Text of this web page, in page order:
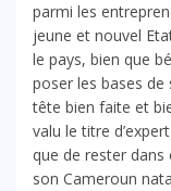
parmi les
jeune et nouvel
le pays, bien que
poser les bases
tête bien faite et
valu le titre
que de rester dans
son Cameroun